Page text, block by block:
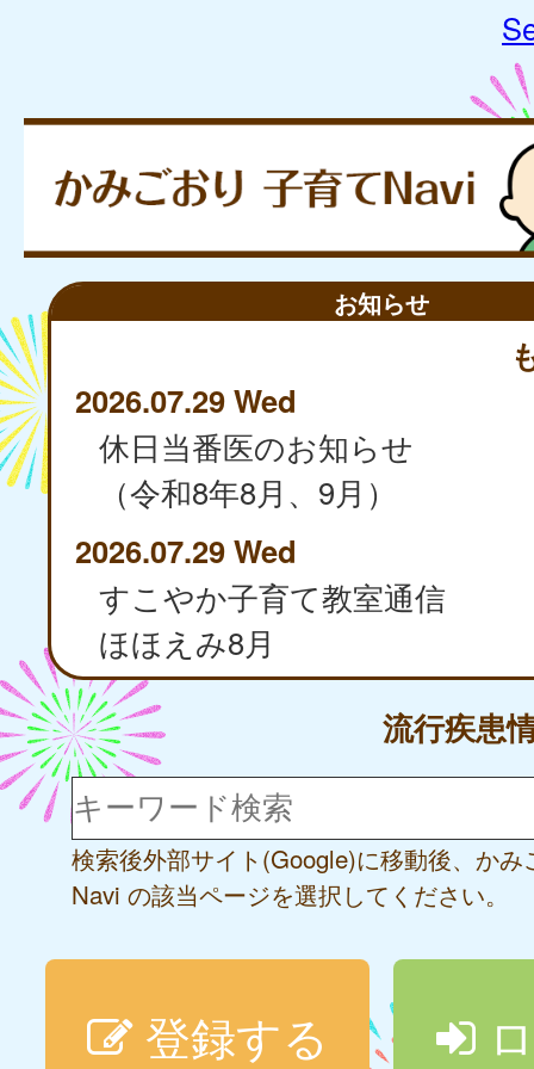
お知らせ
2026.07.29 Wed
休日当番医のお知らせ
（令和8年8月、9月）
2026.07.29 Wed
すこやか子育て教室通信
ほほえみ8月
流行疾患
検索後外部サイト(Google)に移動後、かみ
Navi の該当ページを選択してください。
登録する